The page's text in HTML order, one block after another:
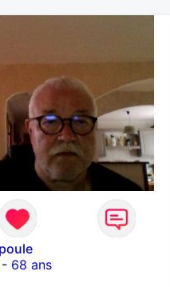
- 68 ans